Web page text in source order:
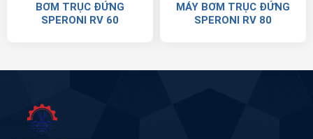
BƠM TRỤC ĐỨNG
SPERONI RV 60
MÁY BƠM TRỤC ĐỨNG
SPERONI RV 80